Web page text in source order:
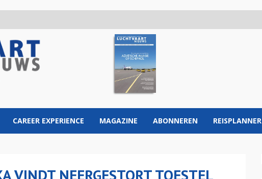
CAREER EXPERIENCE MAGAZINE ABONNEREN REISPLANNER
VINDT NEERGESTORT TOESTEL